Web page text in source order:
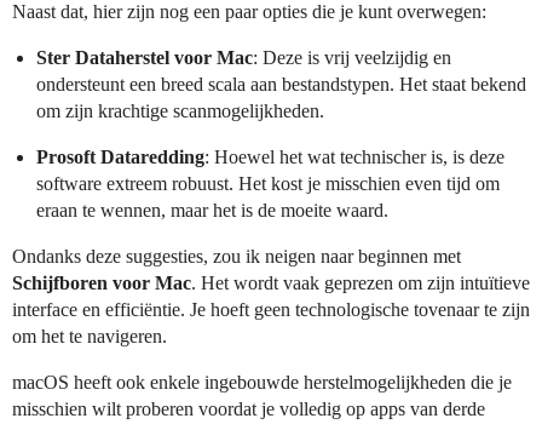
Naast dat, hier zijn nog een paar opties die je kunt overwegen:
Ster Dataherstel voor Mac: Deze is vrij veelzijdig en
ondersteunt een breed scala aan bestandstypen. Het staat bekend
om zijn krachtige scanmogelijkheden.
Prosoft Dataredding: Hoewel het wat technischer is, is deze
software extreem robuust. Het kost je misschien even tijd om
eraan te wennen, maar het is de moeite waard.
Ondanks deze suggesties, zou ik neigen naar beginnen met
Schijfboren voor Mac. Het wordt vaak geprezen om zijn intuïtieve
interface en efficiëntie. Je hoeft geen technologische tovenaar te zijn
om het te navigeren.
macOS heeft ook enkele ingebouwde herstelmogelijkheden die je
misschien wilt proberen voordat je volledig op apps van derde